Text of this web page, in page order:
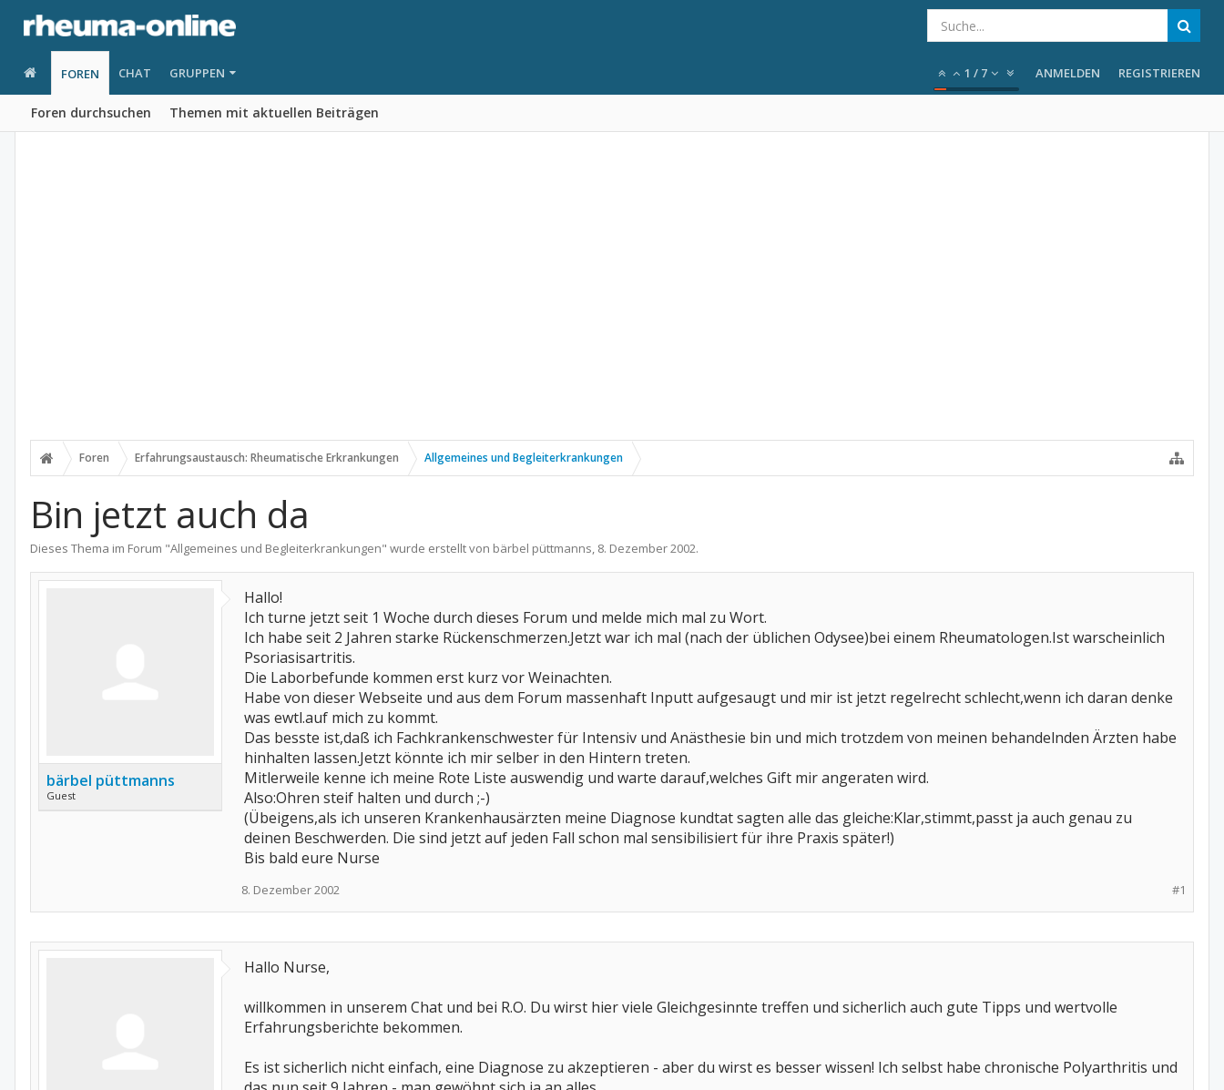
FOREN
Foren durchsuchen Themen mit aktuellen Beiträgen
CHAT GRUPPEN 1 / 7 ANMELDEN REGISTRIEREN
Foren Erfahrungsaustausch: Rheumatische Erkrankungen Allgemeines und Begleiterkrankungen
Bin jetzt auch da
Dieses Thema im Forum "Allgemeines und Begleiterkrankungen" wurde erstellt von bärbel püttmanns, 8. Dezember 2002.
bärbel püttmanns
Guest
Hallo!
Ich turne jetzt seit 1 Woche durch dieses Forum und melde mich mal zu Wort.
Ich habe seit 2 Jahren starke Rückenschmerzen.Jetzt war ich mal (nach der üblichen Odysee)bei einem Rheumatologen.Ist warscheinlich
Psoriasisartritis.
Die Laborbefunde kommen erst kurz vor Weinachten.
Habe von dieser Webseite und aus dem Forum massenhaft Inputt aufgesaugt und mir ist jetzt regelrecht schlecht,wenn ich daran denke
was ewtl.auf mich zu kommt.
Das besste ist,daß ich Fachkrankenschwester für Intensiv und Anästhesie bin und mich trotzdem von meinen behandelnden Ärzten habe
hinhalten lassen.Jetzt könnte ich mir selber in den Hintern treten.
Mitlerweile kenne ich meine Rote Liste auswendig und warte darauf,welches Gift mir angeraten wird.
Also:Ohren steif halten und durch ;-)
(Übeigens,als ich unseren Krankenhausärzten meine Diagnose kundtat sagten alle das gleiche:Klar,stimmt,passt ja auch genau zu
deinen Beschwerden. Die sind jetzt auf jeden Fall schon mal sensibilisiert für ihre Praxis später!)
Bis bald eure Nurse
#1
8. Dezember 2002
Hallo Nurse,
willkommen in unserem Chat und bei R.O. Du wirst hier viele Gleichgesinnte treffen und sicherlich auch gute Tipps und wertvolle
Erfahrungsberichte bekommen.
Es ist sicherlich nicht einfach, eine Diagnose zu akzeptieren - aber du wirst es besser wissen! Ich selbst habe chronische Polyarthritis und